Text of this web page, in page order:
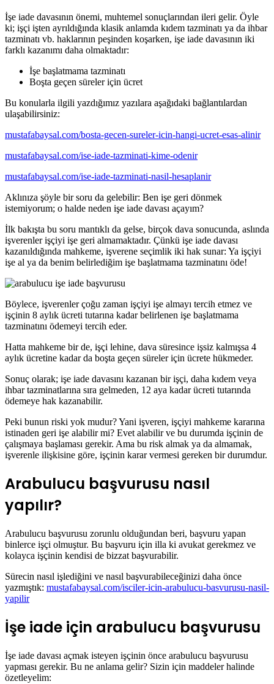
İşe iade davasının önemi, muhtemel sonuçlarından ileri gelir. Öyle
ki; işçi işten ayrıldığında klasik anlamda kıdem tazminatı ya da ihbar
tazminatı vb. haklarının peşinden koşarken, işe iade davasının iki
farklı kazanımı daha olmaktadır:
İşe başlatmama tazminatı
Boşta geçen süreler için ücret
Bu konularla ilgili yazdığımız yazılara aşağıdaki bağlantılardan
ulaşabilirsiniz:
mustafabaysal.com/bosta-gecen-sureler-icin-hangi-ucret-esas-alinir
mustafabaysal.com/ise-iade-tazminati-kime-odenir
mustafabaysal.com/ise-iade-tazminati-nasil-hesaplanir
Aklınıza şöyle bir soru da gelebilir: Ben işe geri dönmek
istemiyorum; o halde neden işe iade davası açayım?
İlk bakışta bu soru mantıklı da gelse, birçok dava sonucunda, aslında
işverenler işçiyi işe geri almamaktadır. Çünkü işe iade davası
kazanıldığında mahkeme, işverene seçimlik iki hak sunar: Ya işçiyi
işe al ya da benim belirlediğim işe başlatmama tazminatını öde!
Böylece, işverenler çoğu zaman işçiyi işe almayı tercih etmez ve
işçinin 8 aylık ücreti tutarına kadar belirlenen işe başlatmama
tazminatını ödemeyi tercih eder.
Hatta mahkeme bir de, işçi lehine, dava süresince işsiz kalmışsa 4
aylık ücretine kadar da boşta geçen süreler için ücrete hükmeder.
Sonuç olarak; işe iade davasını kazanan bir işçi, daha kıdem veya
ihbar tazminatlarına sıra gelmeden, 12 aya kadar ücreti tutarında
ödemeye hak kazanabilir.
Peki bunun riski yok mudur? Yani işveren, işçiyi mahkeme kararına
istinaden geri işe alabilir mi? Evet alabilir ve bu durumda işçinin de
çalışmaya başlaması gerekir. Ama bu risk almak ya da almamak,
işverenle ilişkisine göre, işçinin karar vermesi gereken bir durumdur.
Arabulucu başvurusu nasıl
yapılır?
Arabulucu başvurusu zorunlu olduğundan beri, başvuru yapan
binlerce işçi olmuştur. Bu başvuru için illa ki avukat gerekmez ve
kolayca işçinin kendisi de bizzat başvurabilir.
Sürecin nasıl işlediğini ve nasıl başvurabileceğinizi daha önce
yazmıştık: mustafabaysal.com/isciler-icin-arabulucu-basvurusu-nasil-
yapilir
İşe iade için arabulucu başvurusu
İşe iade davası açmak isteyen işçinin önce arabulucu başvurusu
yapması gerekir. Bu ne anlama gelir? Sizin için maddeler halinde
özetleyelim: